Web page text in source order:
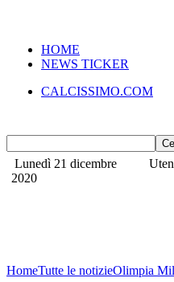
HOME
NEWS TICKER
CALCISSIMO.COM
Lunedì 21 dicembre
2020
HomeTutte le notizieOlimpia